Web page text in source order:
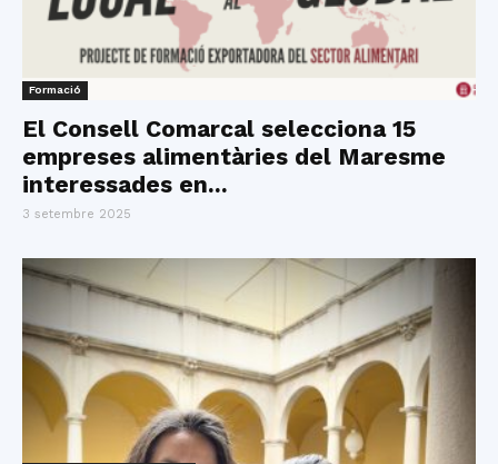
Formació
El Consell Comarcal selecciona 15
empreses alimentàries del Maresme
interessades en...
3 setembre 2025